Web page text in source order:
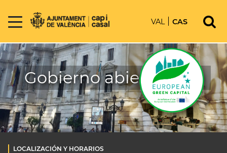
VAL CAS
Gobierno abierto OLD
LOCALIZACIÓN Y HORARIOS